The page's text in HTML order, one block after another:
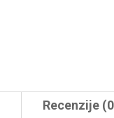
Recenzije